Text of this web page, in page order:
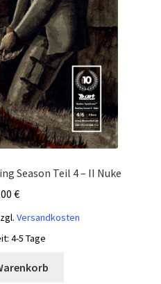
Season Teil 4 – II Nuke
€
Versandkosten
4-5 Tage